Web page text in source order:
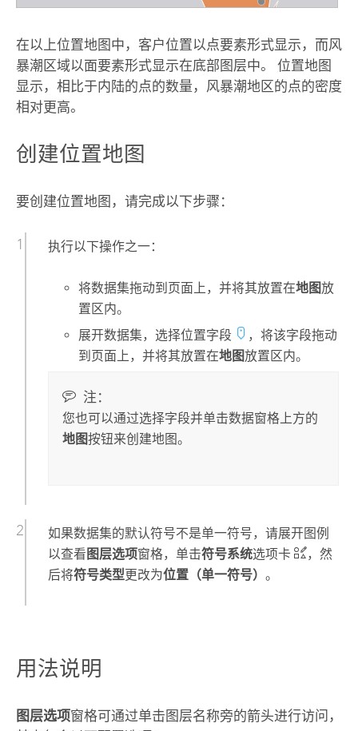
在以上位置地图中，客户位置以点要素形式显示，而风
暴潮区域以面要素形式显示在底部图层中。 位置地图
显示，相比于内陆的点的数量，风暴潮地区的点的密度
相对更高。
创建位置地图
要创建位置地图，请完成以下步骤：
执行以下操作之一：
将数据集拖动到页面上，并将其放置在地图放
置区内。
展开数据集，选择位置字段
，将该字段拖动
到页面上，并将其放置在地图放置区内。
注：
您也可以通过选择字段并单击数据窗格上方的
地图按钮来创建地图。
如果数据集的默认符号不是单一符号，请展开图例
以查看 图层选项窗格，单击符号系统选项卡
，然
后将符号类型更改为位置（单一符号） 。
用法说明
图层选项窗格可通过单击图层名称旁的箭头进行访问，